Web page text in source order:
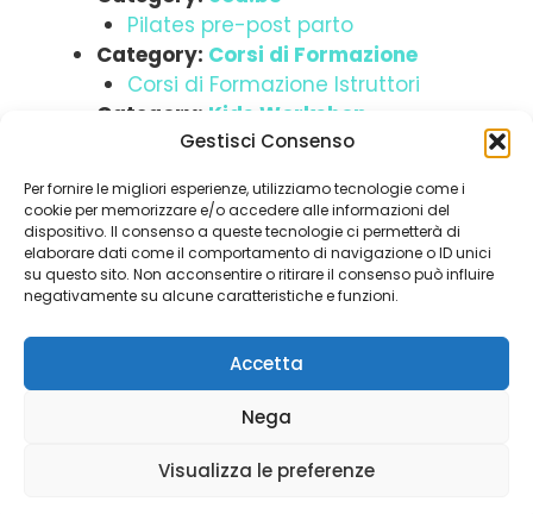
Gestisci Consenso
Per fornire le migliori esperienze, utilizziamo tecnologie come i
cookie per memorizzare e/o accedere alle informazioni del
dispositivo. Il consenso a queste tecnologie ci permetterà di
elaborare dati come il comportamento di navigazione o ID unici
su questo sito. Non acconsentire o ritirare il consenso può influire
negativamente su alcune caratteristiche e funzioni.
Accetta
Nega
Visualizza le preferenze
Pilates pre-post parto
Category: Corsi di Formazione
Corsi di Formazione Istruttori
Category: Kids Workshop
Category:News ed EVenti
benessere! Approfitta della
promozione di Gennaio!
Novità Natale 2016! Gift Card e
Trattamenti Shiatsu! Chiamaci al
Pilates
Lezioni Individuali
Reformer di Gruppo